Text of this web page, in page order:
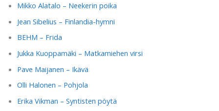
Mikko Alatalo – Neekerin poika
Jean Sibelius – Finlandia-hymni
BEHM – Frida
Jukka Kuoppamäki – Matkamiehen virsi
Pave Maijanen – Ikävä
Olli Halonen – Pohjola
Erika Vikman – Syntisten pöytä